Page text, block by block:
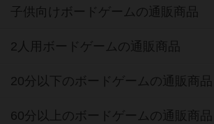
子供向けボードゲームの通販商品
2人用ボードゲームの通販商品
20分以下のボードゲームの通販商品
60分以上のボードゲームの通販商品